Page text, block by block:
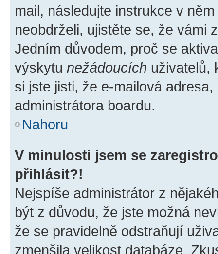
mail, následujte instrukce v
neobdrželi, ujistěte se, že vámi
Jedním důvodem, proč se
výskytu nežádoucích uživatelů,
si jste jisti, že e-mailová
administrátora boardu.
Nahoru
V minulosti jsem se
přihlásit?!
Nejspíše administrátor z
být z důvodu, že jste možná
že se pravidelně odstraňují
zmenšila velikost databáze.